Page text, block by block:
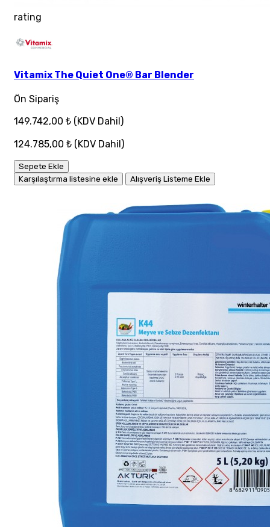
rating
Vitamix The Quiet One® Bar Blender
Ön Sipariş
149.742,00 ₺ (KDV Dahil)
124.785,00 ₺ (KDV Dahil)
Sepete Ekle
Karşılaştırma listesine ekle
Alışveriş Listeme Ekle